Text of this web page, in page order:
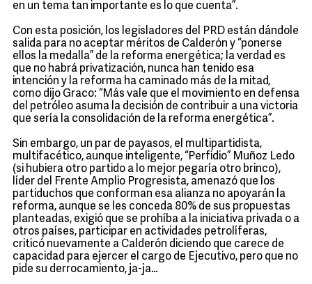
en un tema tan importante es lo que cuenta”.
Con esta posición, los legisladores del PRD están dándole
salida para no aceptar méritos de Calderón y “ponerse
ellos la medalla” de la reforma energética; la verdad es
que no habrá privatización, nunca han tenido esa
intención y la reforma ha caminado más de la mitad,
como dijo Graco: “Más vale que el movimiento en defensa
del petróleo asuma la decisión de contribuir a una victoria
que sería la consolidación de la reforma energética”.
Sin embargo, un par de payasos, el multipartidista,
multifacético, aunque inteligente, “Perfidio” Muñoz Ledo
(si hubiera otro partido a lo mejor pegaría otro brinco),
líder del Frente Amplio Progresista, amenazó que los
partiduchos que conforman esa alianza no apoyarán la
reforma, aunque se les conceda 80% de sus propuestas
planteadas, exigió que se prohíba a la iniciativa privada o a
otros países, participar en actividades petrolíferas,
criticó nuevamente a Calderón diciendo que carece de
capacidad para ejercer el cargo de Ejecutivo, pero que no
pide su derrocamiento, ja-ja…